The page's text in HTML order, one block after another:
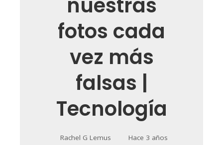
fotos cada
vez más
falsas |
Tecnología
Rachel G Lemus Hace 3 años